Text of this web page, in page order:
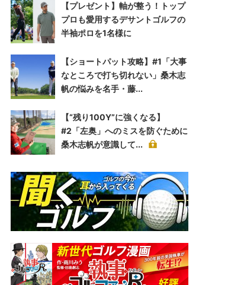
【プレゼント】軸が整う！トップ
プロも愛用するデサントゴルフの
半袖ポロを1名様に
【ショートパット攻略】#1「大事
なところで打ち切れない」桑木志
帆の悩みを名手・藤...
【“残り100Y”に強くなる】
#2「左奥」へのミスを防ぐために
桑木志帆が意識して...